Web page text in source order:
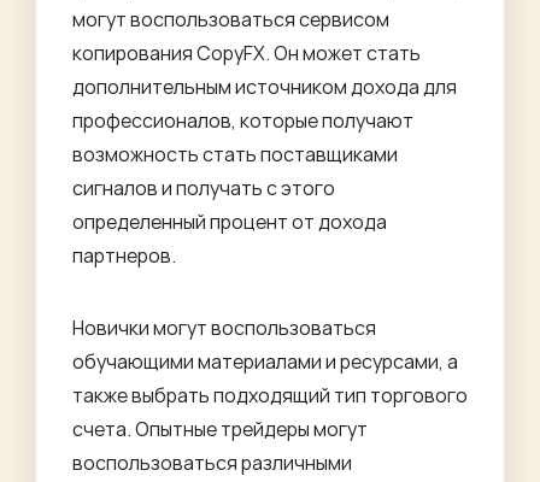
могут воспользоваться сервисом
копирования CopyFX. Он может стать
дополнительным источником дохода для
профессионалов, которые получают
возможность стать поставщиками
сигналов и получать с этого
определенный процент от дохода
партнеров.
Новички могут воспользоваться
обучающими материалами и ресурсами, а
также выбрать подходящий тип торгового
счета. Опытные трейдеры могут
воспользоваться различными